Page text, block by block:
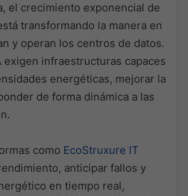
el crecimiento exponencial de
transformando la manera en
y operan los centros de datos.
exigen infraestructuras capaces
energéticas, mejorar la
de forma dinámica a las
como EcoStruxure IT
anticipar fallos y
en tiempo real,